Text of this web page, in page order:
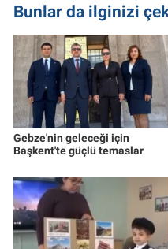
Bunlar da ilginizi
Gebze'nin geleceği için
Başkent'te güçlü temaslar